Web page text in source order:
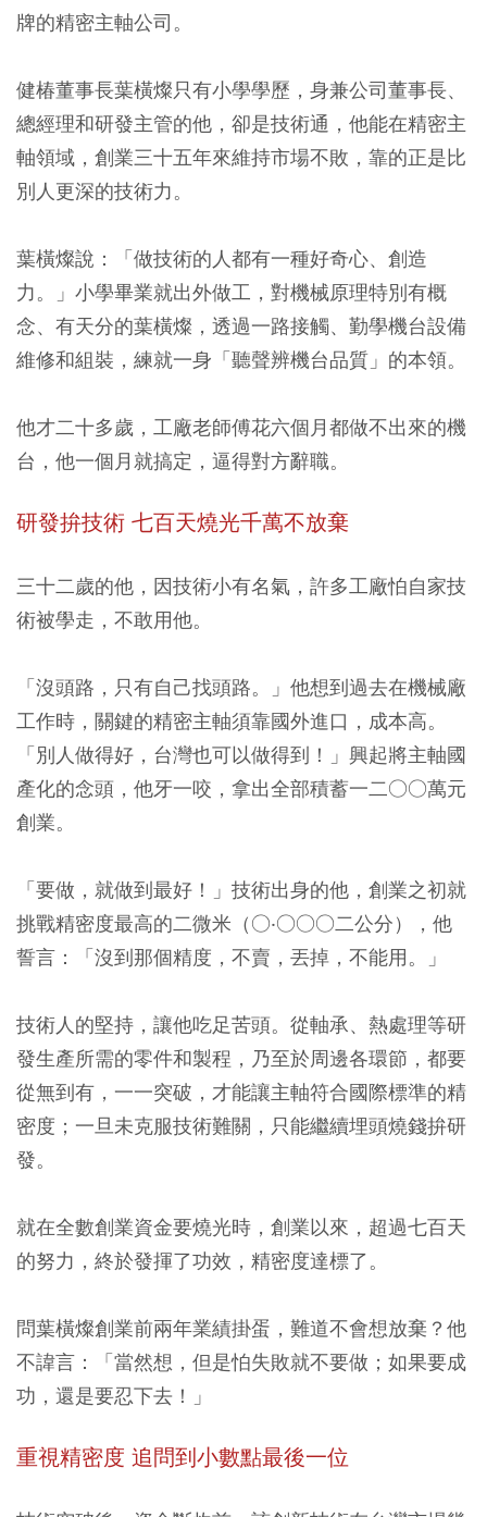
牌的精密主軸公司。
健椿董事長葉橫燦只有小學學歷，身兼公司董事長、
總經理和研發主管的他，卻是技術通，他能在精密主
軸領域，創業三十五年來維持市場不敗，靠的正是比
別人更深的技術力。
葉橫燦說：「做技術的人都有一種好奇心、創造
力。」小學畢業就出外做工，對機械原理特別有概
念、有天分的葉橫燦，透過一路接觸、勤學機台設備
維修和組裝，練就一身「聽聲辨機台品質」的本領。
他才二十多歲，工廠老師傅花六個月都做不出來的機
台，他一個月就搞定，逼得對方辭職。
研發拚技術 七百天燒光千萬不放棄
三十二歲的他，因技術小有名氣，許多工廠怕自家技
術被學走，不敢用他。
「沒頭路，只有自己找頭路。」他想到過去在機械廠
工作時，關鍵的精密主軸須靠國外進口，成本高。
「別人做得好，台灣也可以做得到！」興起將主軸國
產化的念頭，他牙一咬，拿出全部積蓄一二○○萬元
創業。
「要做，就做到最好！」技術出身的他，創業之初就
挑戰精密度最高的二微米（○‧○○○二公分），他
誓言：「沒到那個精度，不賣，丟掉，不能用。」
技術人的堅持，讓他吃足苦頭。從軸承、熱處理等研
發生產所需的零件和製程，乃至於周邊各環節，都要
從無到有，一一突破，才能讓主軸符合國際標準的精
密度；一旦未克服技術難關，只能繼續埋頭燒錢拚研
發。
就在全數創業資金要燒光時，創業以來，超過七百天
的努力，終於發揮了功效，精密度達標了。
問葉橫燦創業前兩年業績掛蛋，難道不會想放棄？他
不諱言：「當然想，但是怕失敗就不要做；如果要成
功，還是要忍下去！」
重視精密度 追問到小數點最後一位